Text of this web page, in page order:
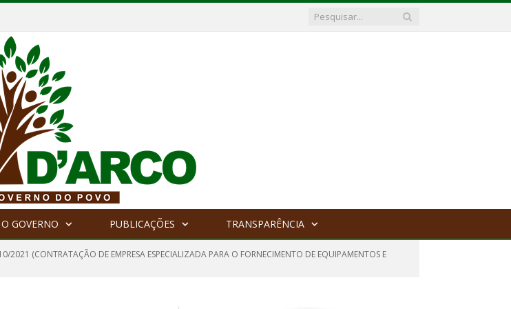
O GOVERNO PUBLICAÇÕES TRANSPARÊNCIA
2021 (CONTRATAÇÃO DE EMPRESA ESPECIALIZADA PARA O FORNECIMENTO DE EQUIPAMENTOS E